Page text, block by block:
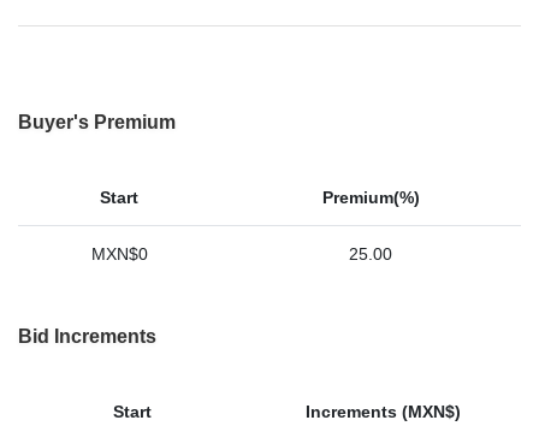
Buyer's Premium
Start Premium(%)
MXN$0 25.00
Bid Increments
Start Increments (MXN$)